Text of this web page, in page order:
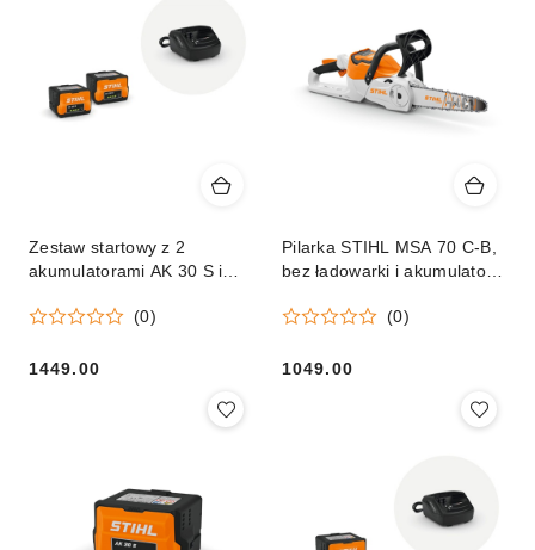
Zestaw startowy z 2
akumulatorami AK 30 S i
(0)
1449.00
Pilarka STIHL MSA 70 C-B,
bez ładowarki i akumulatora
(0)
1049.00